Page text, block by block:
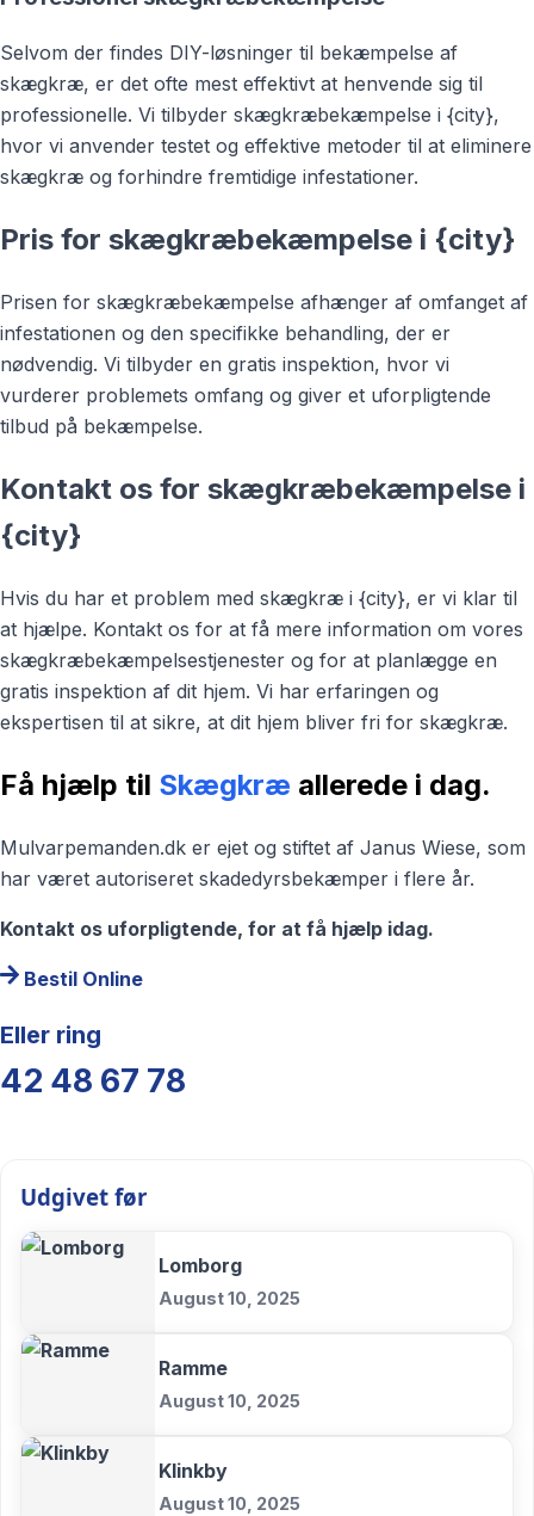
Selvom der findes DIY-løsninger til bekæmpelse af
skægkræ, er det ofte mest effektivt at henvende sig til
professionelle. Vi tilbyder skægkræbekæmpelse i {city},
hvor vi anvender testet og effektive metoder til at eliminere
skægkræ og forhindre fremtidige infestationer.
Pris for skægkræbekæmpelse i {city}
Prisen for skægkræbekæmpelse afhænger af omfanget af
infestationen og den specifikke behandling, der er
nødvendig. Vi tilbyder en gratis inspektion, hvor vi
vurderer problemets omfang og giver et uforpligtende
tilbud på bekæmpelse.
Kontakt os for skægkræbekæmpelse i
{city}
Hvis du har et problem med skægkræ i {city}, er vi klar til
at hjælpe. Kontakt os for at få mere information om vores
skægkræbekæmpelsestjenester og for at planlægge en
gratis inspektion af dit hjem. Vi har erfaringen og
ekspertisen til at sikre, at dit hjem bliver fri for skægkræ.
Få hjælp til Skægkræ allerede i dag.
Mulvarpemanden.dk er ejet og stiftet af Janus Wiese, som
har været autoriseret skadedyrsbekæmper i flere år.
Kontakt os uforpligtende, for at få hjælp idag.
Bestil Online
Eller ring
42 48 67 78
Udgivet før
Lomborg
August 10, 2025
Ramme
August 10, 2025
Klinkby
August 10, 2025